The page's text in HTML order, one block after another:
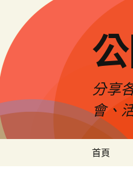
分享
會、
首頁